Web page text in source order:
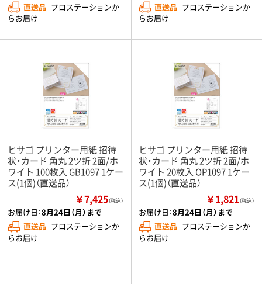
直送品 プロステーションか
らお届け
直送品 プロステーションか
らお届け
ヒサゴ プリンター用紙 招待
状・カード 角丸 2ツ折 2面/ホ
ワイト 100枚入 GB1097 1ケー
ス(1個)（直送品）
￥7,425（税込）
お届け日：8月24日（月）まで
直送品 プロステーションか
らお届け
ヒサゴ プリンター用紙 招待
状・カード 角丸 2ツ折 2面/ホ
ワイト 20枚入 OP1097 1ケー
ス(1個)（直送品）
￥1,821（税込）
お届け日：8月24日（月）まで
直送品 プロステーションか
らお届け